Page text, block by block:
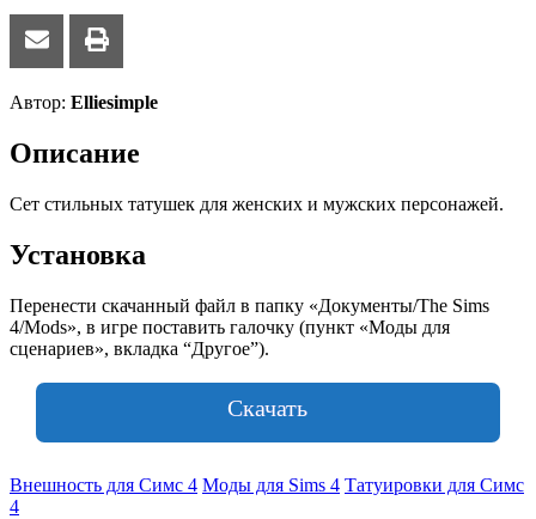
Автор: Elliesimple
Описание
Сет стильных татушек для женских и мужских персонажей.
Установка
Перенести скачанный файл в папку «Документы/The Sims
4/Mods», в игре поставить галочку (пункт «Моды для
сценариев», вкладка “Другое”).
Скачать
Внешность для Симс 4 Моды для Sims 4 Татуировки для Симс
4